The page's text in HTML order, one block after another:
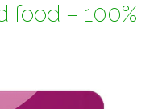
food – 100%